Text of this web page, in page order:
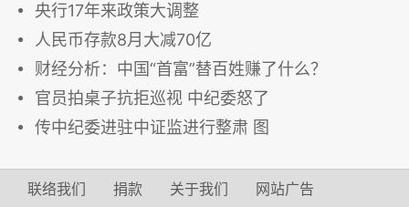
央行17年来政策大调整
人民币存款8月大减70亿
财经分析：中国“首富”替百姓赚了什么？
官员拍桌子抗拒巡视 中纪委怒了
传中纪委进驻中证监进行整肃 图
联络我们 捐款 关于我们 网站广告